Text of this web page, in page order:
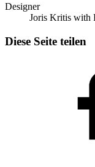
Designer
Joris Kritis with
Diese Seite teilen